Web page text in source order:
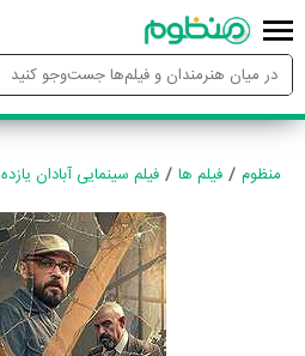
منظوم فیلم ها فیلم سینمایی آبادان یازده 60 (1398)